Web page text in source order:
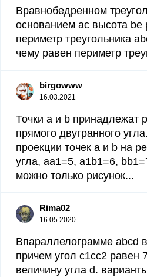
Вравнобедренном
основанием ac высота be
периметр треугольника
чему равен периметр
birgowww
16.03.2021
Точки a и b принадлежат
прямого двугранного
проекции точек a и b на
угла, aa1=5, a1b1=6,
можно только рисунок...
Rima02
16.05.2020
Впараллелограмме abcd
причем угол c1cc2 равен
величину угла d.